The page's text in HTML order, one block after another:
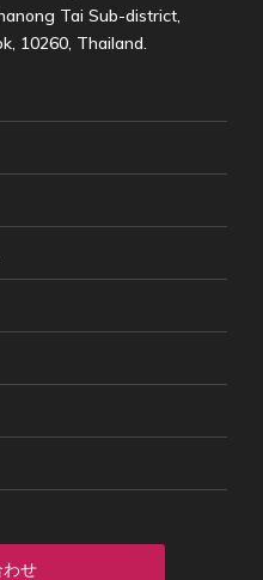
Tai Sub-district,
10260, Thailand.
わせ